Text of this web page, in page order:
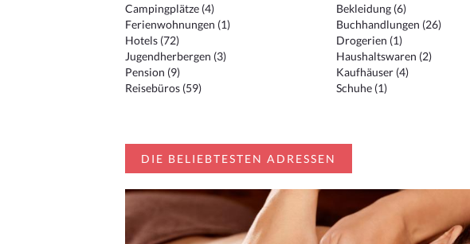
Campingplätze (4)
Ferienwohnungen (1)
Hotels (72)
Jugendherbergen (3)
Pension (9)
Reisebüros (59)
Bekleidung (6)
Buchhandlungen (26)
Drogerien (1)
Haushaltswaren (2)
Kaufhäuser (4)
Schuhe (1)
DIE BELIEBTESTEN ADRESSEN